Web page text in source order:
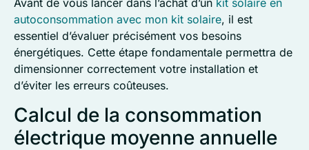
Avant de vous lancer dans l’achat d’un kit solaire en
autoconsommation avec mon kit solaire, il est
essentiel d’évaluer précisément vos besoins
énergétiques. Cette étape fondamentale permettra de
dimensionner correctement votre installation et
d’éviter les erreurs coûteuses.
Calcul de la consommation
électrique moyenne annuelle